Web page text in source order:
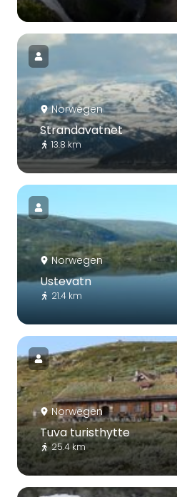
Norwegen
Strandavatnet
13.8 km
Norwegen
Ustevatn
21.4 km
Norwegen
Tuva turisthytte
25.4 km